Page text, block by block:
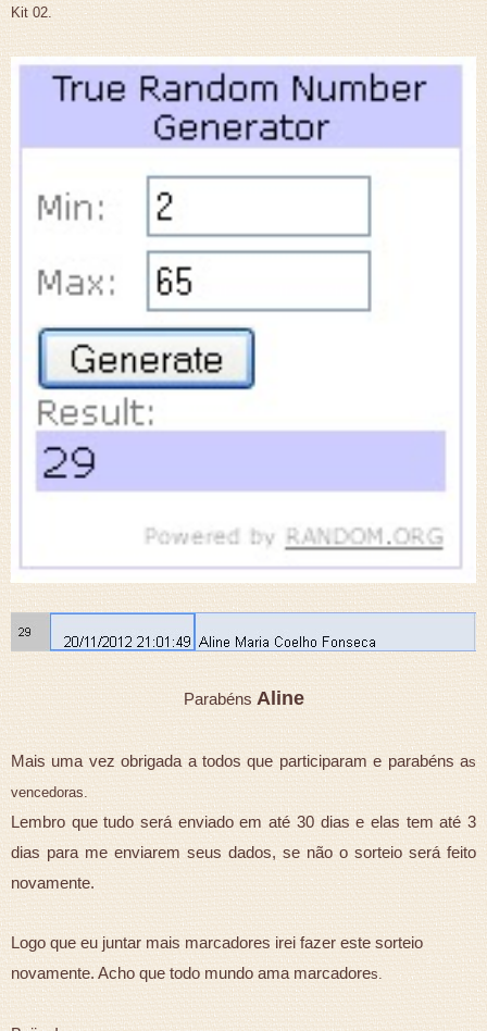
Kit 02.
ParabénsAline
Mais uma vez obrigada a todos que participaram e parabéns as
vencedoras.
Lembro que tudo será enviado em até 30 dias e elas tem até 3
dias para me enviarem seus dados, se não o sorteio será feito
novamente.
Logo que eu juntar mais marcadores irei fazer este sorteio
novamente. Acho que todo mundo ama marcadores.